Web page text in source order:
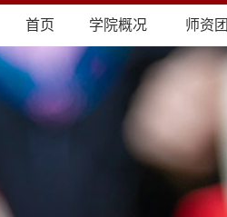
首页 学院概况 师资